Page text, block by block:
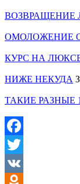
ВОЗВРАЩЕНИЕ
ОМОЛОЖЕНИЕ
КУРС НА
НИЖЕ НЕКУДА
ТАКИЕ РАЗНЫЕ
Facebook
Twitter
VK